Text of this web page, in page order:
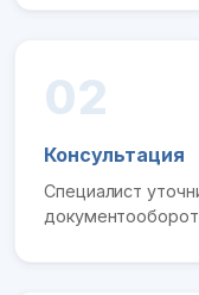
02
Консультация
Специалист